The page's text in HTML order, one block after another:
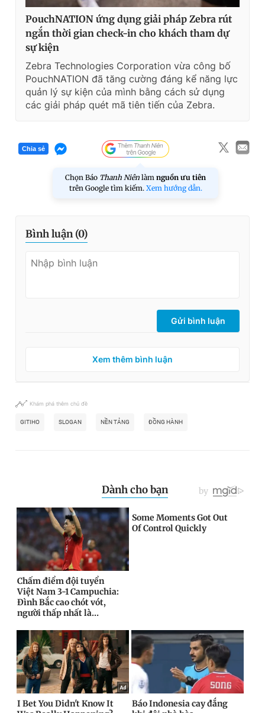
PouchNATION ứng dụng giải pháp Zebra rút
ngắn thời gian check-in cho khách tham dự
sự kiện
Zebra Technologies Corporation vừa công bố
PouchNATION đã tăng cường đáng kể năng lực
quản lý sự kiện của mình bằng cách sử dụng
các giải pháp quét mã tiên tiến của Zebra.
Chia sẻ
Chọn Báo Thanh Niên làm nguồn ưu tiên
trên Google tìm kiếm. Xem hướng dẫn.
Bình luận (0)
Gửi bình luận
Xem thêm bình luận
Khám phá thêm chủ đề
GITIHO SLOGAN NỀN TẢNG ĐỒNG HÀNH